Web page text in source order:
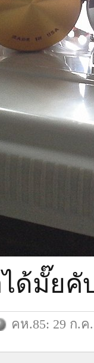
ได้มั๊ย
คห.85: 29 ก.ค